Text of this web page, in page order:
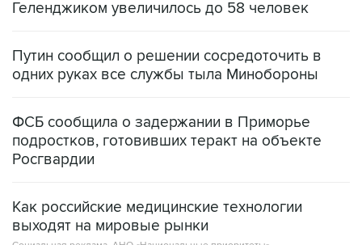
Путин сообщил о решении сосредоточить в
ФСБ сообщила о задержании в Приморье
Росгвардии
Как российские медицинские технологии
Социальная реклама, АНО «Национальные приоритеты».
ИНН 7725383515 Erid: F7NfYUJCUneVdTRF8PRs